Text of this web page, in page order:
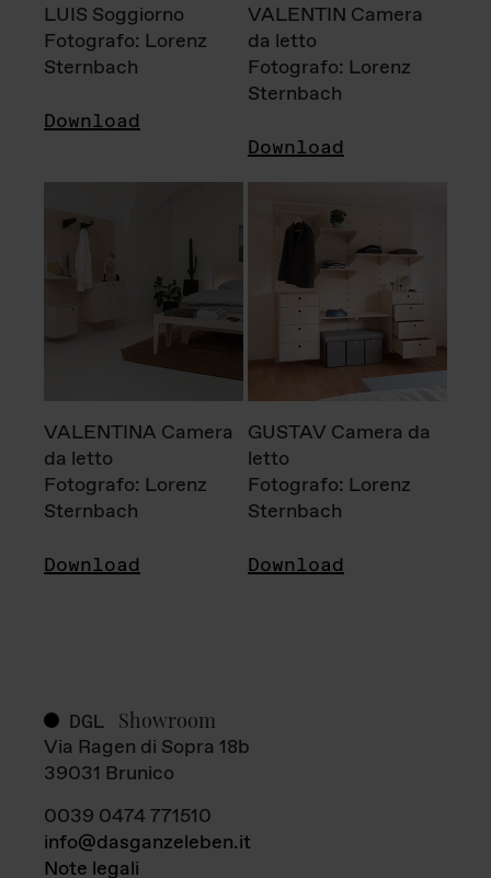
LUIS Soggiorno
Fotografo: Lorenz
Sternbach
Download
VALENTIN Camera
da letto
Fotografo: Lorenz
Sternbach
Download
VALENTINA Camera
da letto
Fotografo: Lorenz
Sternbach
Download
GUSTAV Camera da
letto
Fotografo: Lorenz
Sternbach
Download
DGL Showroom
Via Ragen di Sopra 18b
39031 Brunico
0039 0474 771510
info@dasganzeleben.it
Note legali